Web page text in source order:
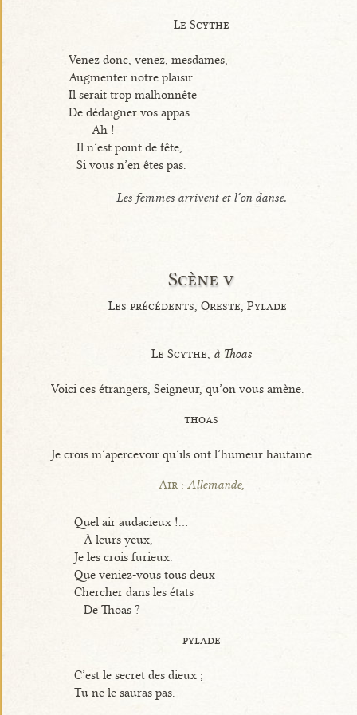
Le Scythe
Venez donc, venez, mesdames,
Augmenter notre plaisir.
Il serait trop malhonnête
De dédaigner vos appas :
Ah !
Il n’est point de fête,
Si vous n’en êtes pas.
Les femmes arrivent et l’on danse.
Scène v
Les précédents, Oreste, Pylade
Le Scythe, à Thoas
Voici ces étrangers, Seigneur, qu’on vous amène.
thoas
Je crois m’apercevoir qu’ils ont l’humeur hautaine.
Air : Allemande,
Quel air audacieux !...
À leurs yeux,
Je les crois furieux.
Que veniez-vous tous deux
Chercher dans les états
De Thoas ?
pylade
C’est le secret des dieux ;
Tu ne le sauras pas.